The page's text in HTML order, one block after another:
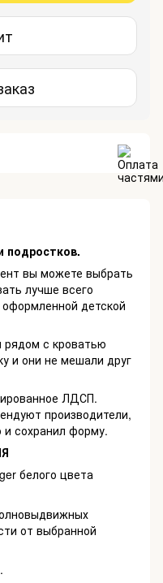
подростков.
вы можете выбрать
лучше всего
детской
с кроватью
и они не мешали друг
ЛДСП.
производители,
сохранил форму.
белого цвета
от выбранной